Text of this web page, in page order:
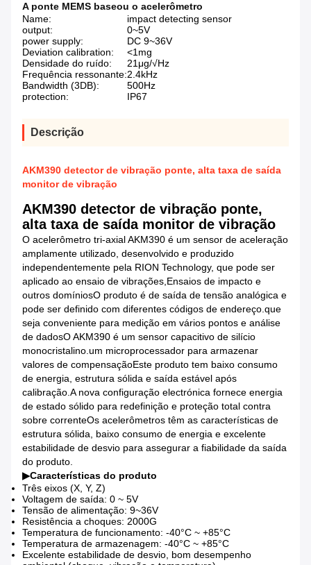
A ponte MEMS baseou o acelerômetro
Name:
impact detecting sensor
output:
0~5V
power supply:
DC 9~36V
Deviation calibration:
<1mg
Densidade do ruído:
21μg/√Hz
Frequência ressonante:2.4kHz
Bandwidth (3DB):
500Hz
protection:
IP67
Descrição
AKM390 detector de vibração ponte, alta taxa de saída
monitor de vibração
AKM390 detector de vibração ponte,
alta taxa de saída monitor de vibração
O acelerômetro tri-axial AKM390 é um sensor de aceleração
amplamente utilizado, desenvolvido e produzido
independentemente pela RION Technology, que pode ser
aplicado ao ensaio de vibrações,Ensaios de impacto e
outros domíniosO produto é de saída de tensão analógica e
pode ser definido com diferentes códigos de endereço.que
seja conveniente para medição em vários pontos e análise
de dadosO AKM390 é um sensor capacitivo de silício
monocristalino.um microprocessador para armazenar
valores de compensaçãoEste produto tem baixo consumo
de energia, estrutura sólida e saída estável após
calibração.A nova configuração electrónica fornece energia
de estado sólido para redefinição e proteção total contra
sobre correnteOs acelerômetros têm as características de
estrutura sólida, baixo consumo de energia e excelente
estabilidade de desvio para assegurar a fiabilidade da saída
do produto.
▶Características do produto
Três eixos (X, Y, Z)
Voltagem de saída: 0 ~ 5V
Tensão de alimentação: 9~36V
Resistência a choques: 2000G
Temperatura de funcionamento: -40°C ~ +85°C
Temperatura de armazenagem: -40°C ~ +85°C
Excelente estabilidade de desvio, bom desempenho